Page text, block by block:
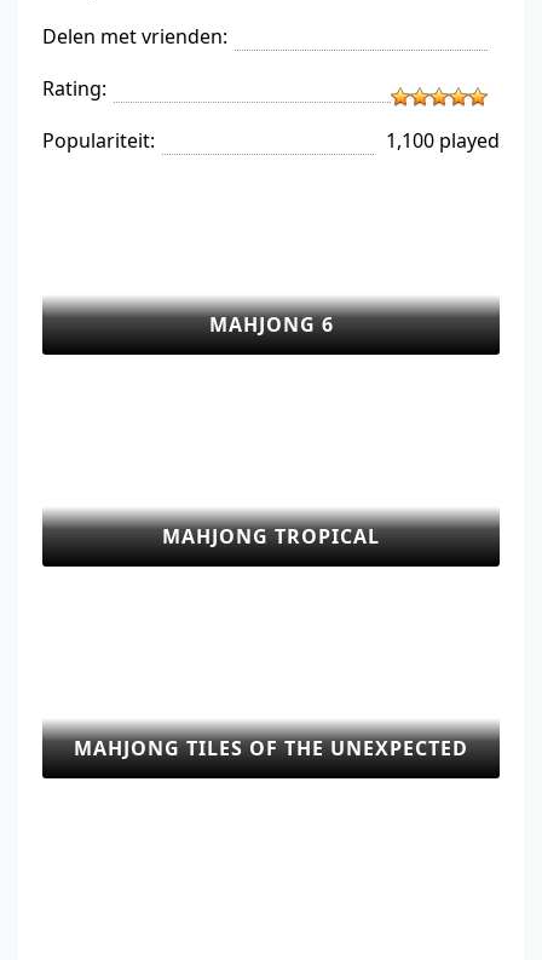
Delen met vrienden:
Rating:
Populariteit:
1,100 played
MAHJONG 6
MAHJONG TROPICAL
MAHJONG TILES OF THE UNEXPECTED